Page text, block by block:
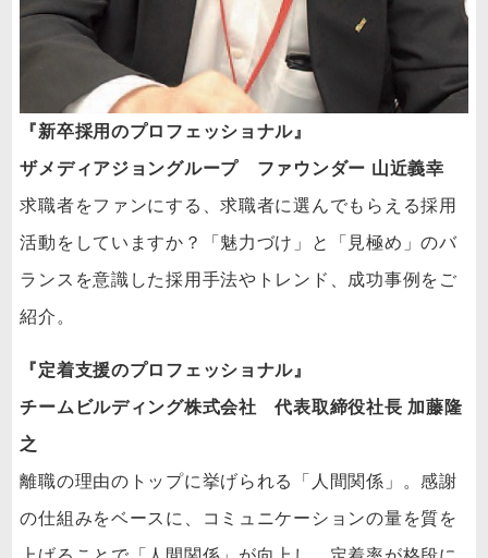
『新卒採用のプロフェッショナル』
ザメディアジョングループ ファウンダー 山近義幸
求職者をファンにする、求職者に選んでもらえる採用
活動をしていますか？「魅力づけ」と「見極め」のバ
ランスを意識した採用手法やトレンド、成功事例をご
紹介。
『定着支援のプロフェッショナル』
チームビルディング株式会社 代表取締役社長 加藤隆
之
離職の理由のトップに挙げられる「人間関係」。感謝
の仕組みをベースに、コミュニケーションの量を質を